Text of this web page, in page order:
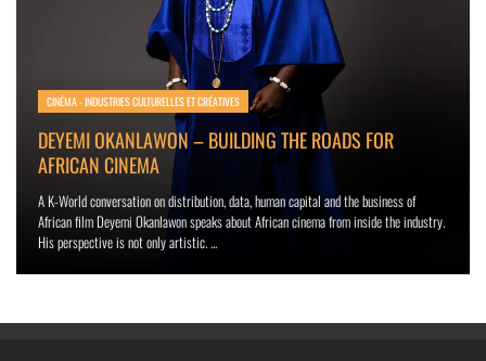
CINÉMA - INDUSTRIES CULTURELLES ET CRÉATIVES
DEYEMI OKANLAWON – BUILDING THE ROADS FOR
AFRICAN CINEMA
A K-World conversation on distribution, data, human capital and the business of
African film Deyemi Okanlawon speaks about African cinema from inside the industry.
His perspective is not only artistic. ...